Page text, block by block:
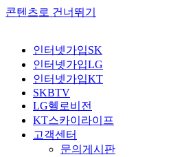
콘텐츠로 건너뛰기
인터넷가입SK
인터넷가입LG
인터넷가입KT
SKBTV
LG헬로비전
KT스카이라이프
고객센터
문의게시판